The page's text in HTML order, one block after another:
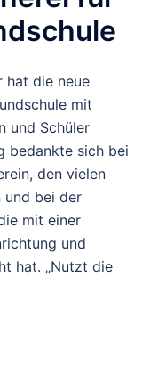
hat die neue
mit
und Schüler
bedankte sich bei
den vielen
und bei der
mit einer
und
hat. „Nutzt die